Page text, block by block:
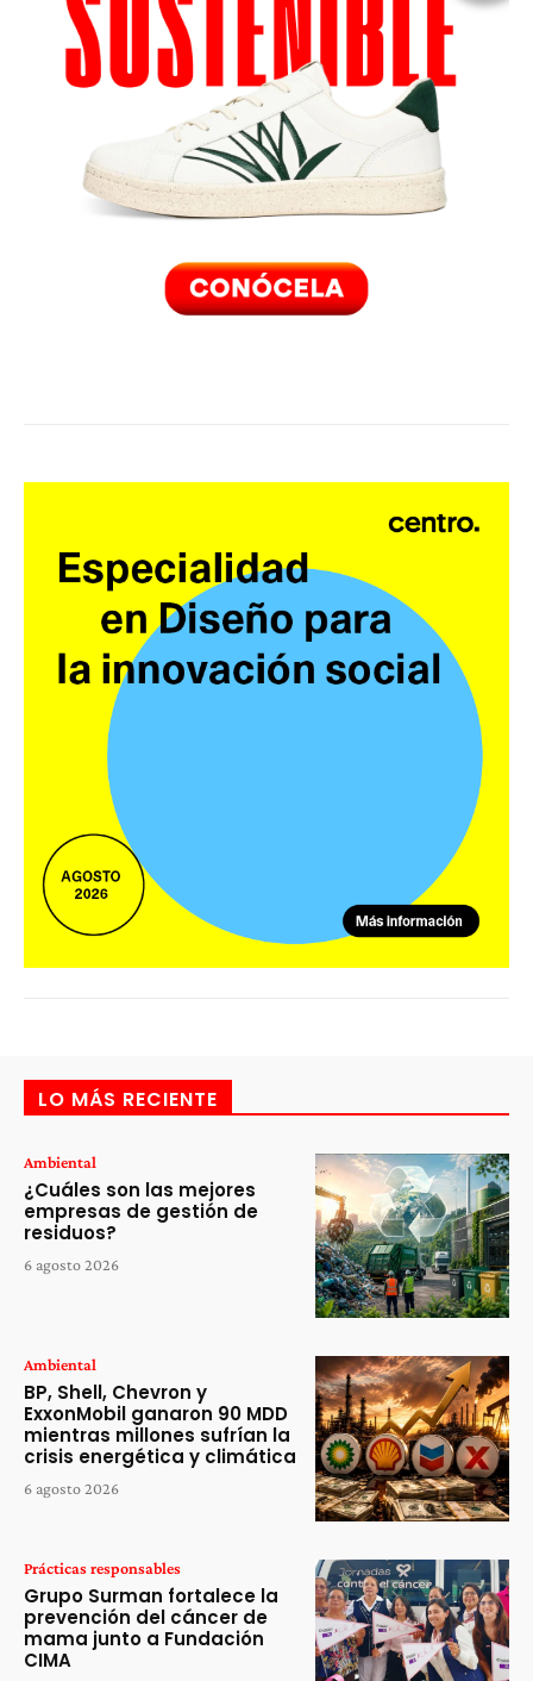
LO MÁS RECIENTE
Ambiental
¿Cuáles son las mejores
empresas de gestión de
residuos?
6 agosto 2026
Ambiental
BP, Shell, Chevron y
ExxonMobil ganaron 90 MDD
mientras millones sufrían la
crisis energética y climática
6 agosto 2026
Prácticas responsables
Grupo Surman fortalece la
prevención del cáncer de
mama junto a Fundación
CIMA